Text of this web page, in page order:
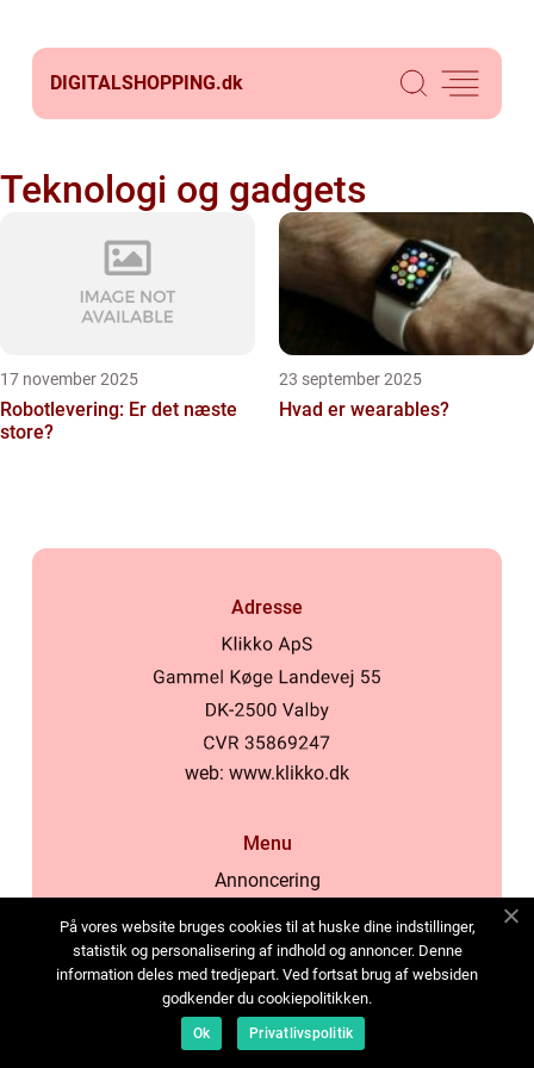
DIGITALSHOPPING.dk
Teknologi og gadgets
17 november 2025
Robotlevering: Er det næste
store?
23 september 2025
Hvad er wearables?
Adresse
web: www.klikko.dk
Menu
Annoncering
Cookies
Kontakt os
Sitemap
På vores website bruges cookies til at huske dine indstillinger,
statistik og personalisering af indhold og annoncer. Denne
information deles med tredjepart. Ved fortsat brug af websiden
godkender du cookiepolitikken.
Ok Privatlivspolitik